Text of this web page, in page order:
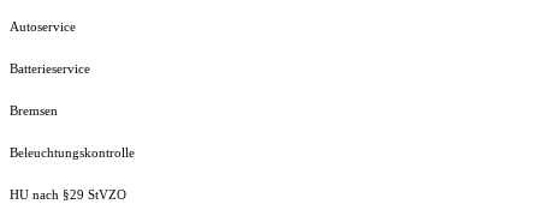
Autoservice
Batterieservice
Bremsen
Beleuchtungskontrolle
HU nach §29 StVZO